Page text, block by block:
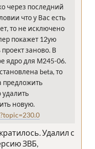
через последний
что у Вас есть
то не исключено
покажет 12ую
заново. В
ядро для М245-06.
beta, то
предложить
удалить
новую.
Удалил с
ЗВБ,